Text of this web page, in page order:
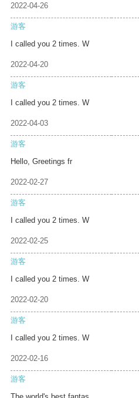
2022-04-26
游客
I called you 2 times. W
2022-04-20
游客
I called you 2 times. W
2022-04-03
游客
Hello, Greetings fr
2022-02-27
游客
I called you 2 times. W
2022-02-25
游客
I called you 2 times. W
2022-02-20
游客
I called you 2 times. W
2022-02-16
游客